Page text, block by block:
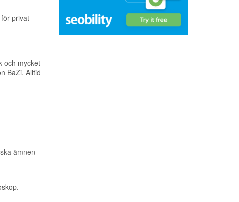
privat
och mycket
BaZi. Alltid
ämnen